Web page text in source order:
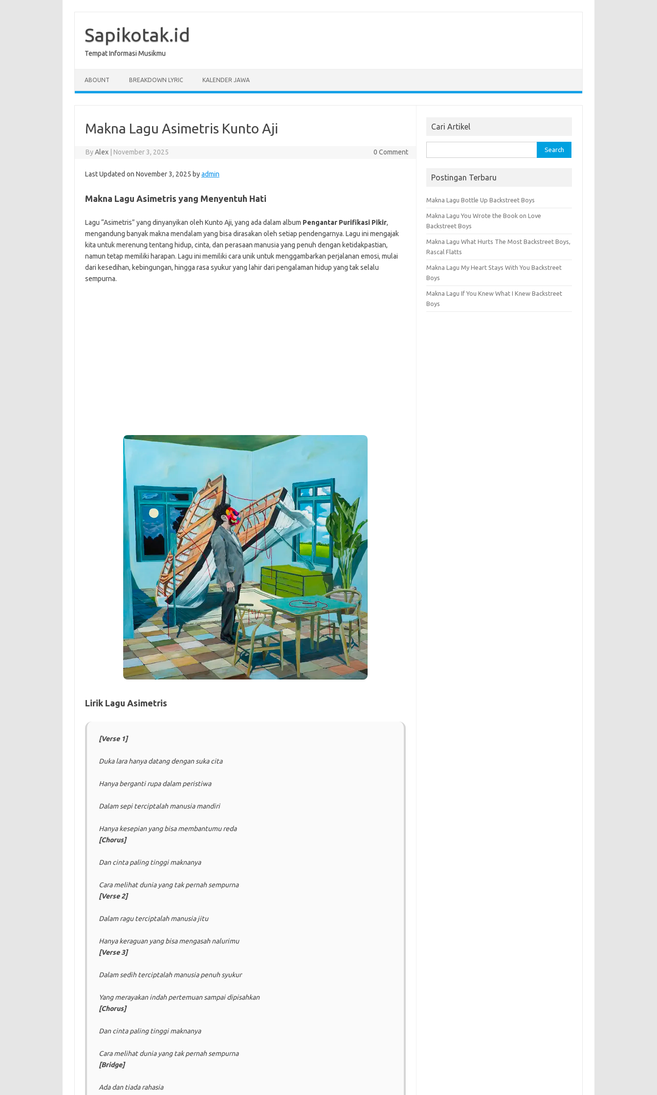
contentSapikotak.id
Tempat Informasi Musikmu
ABOUNT BREAKDOWN LYRIC KALENDER JAWA
Makna Lagu Asimetris Kunto Aji
ByAlex November 3, 2025 0 Comment
Last Updated on November 3, 2025 byadmin
Makna Lagu Asimetris yang Menyentuh Hati
Lagu “Asimetris” yang dinyanyikan oleh Kunto Aji, yang ada dalam album Pengantar Purifikasi Pikir,
mengandung banyak makna mendalam yang bisa dirasakan oleh setiap pendengarnya. Lagu ini mengajak
kita untuk merenung tentang hidup, cinta, dan perasaan manusia yang penuh dengan ketidakpastian,
namun tetap memiliki harapan. Lagu ini memiliki cara unik untuk menggambarkan perjalanan emosi, mulai
dari kesedihan, kebingungan, hingga rasa syukur yang lahir dari pengalaman hidup yang tak selalu
sempurna.
Lirik Lagu Asimetris
[Verse 1]
Duka lara hanya datang dengan suka cita
Hanya berganti rupa dalam peristiwa
Dalam sepi terciptalah manusia mandiri
Hanya kesepian yang bisa membantumu reda
[Chorus]
Dan cinta paling tinggi maknanya
Cara melihat dunia yang tak pernah sempurna
[Verse 2]
Dalam ragu terciptalah manusia jitu
Hanya keraguan yang bisa mengasah nalurimu
[Verse 3]
Dalam sedih terciptalah manusia penuh syukur
Yang merayakan indah pertemuan sampai dipisahkan
[Chorus]
Dan cinta paling tinggi maknanya
Cara melihat dunia yang tak pernah sempurna
[Bridge]
Ada dan tiada rahasia
Cari Artikel
for:
Postingan Terbaru
Makna Lagu Bottle Up Backstreet Boys
Makna Lagu You Wrote the Book on Love
Backstreet Boys
Makna Lagu What Hurts The Most Backstreet Boys,
Rascal Flatts
Makna Lagu My Heart Stays With You Backstreet
Boys
Makna Lagu If You Knew What I Knew Backstreet
Boys